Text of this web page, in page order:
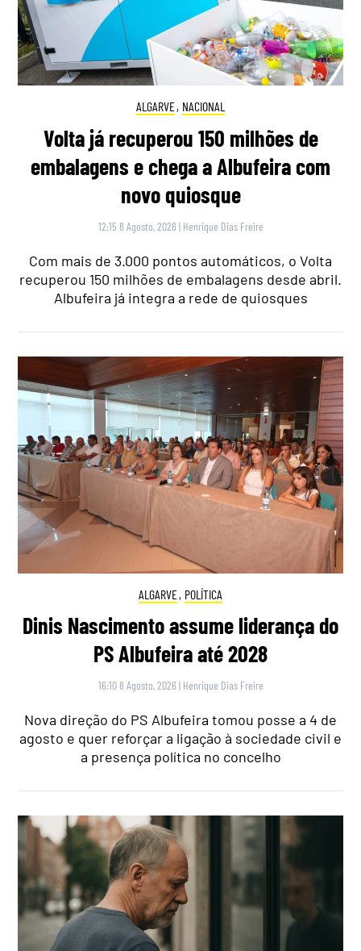
ALGARVE, NACIONAL
Volta já recuperou 150 milhões de
embalagens e chega a Albufeira com
novo quiosque
12:15 8 Agosto, 2026 | Henrique Dias Freire
Com mais de 3.000 pontos automáticos, o Volta
recuperou 150 milhões de embalagens desde abril.
Albufeira já integra a rede de quiosques
ALGARVE, POLÍTICA
Dinis Nascimento assume liderança do
PS Albufeira até 2028
16:10 8 Agosto, 2026 | Henrique Dias Freire
Nova direção do PS Albufeira tomou posse a 4 de
agosto e quer reforçar a ligação à sociedade civil e
a presença política no concelho